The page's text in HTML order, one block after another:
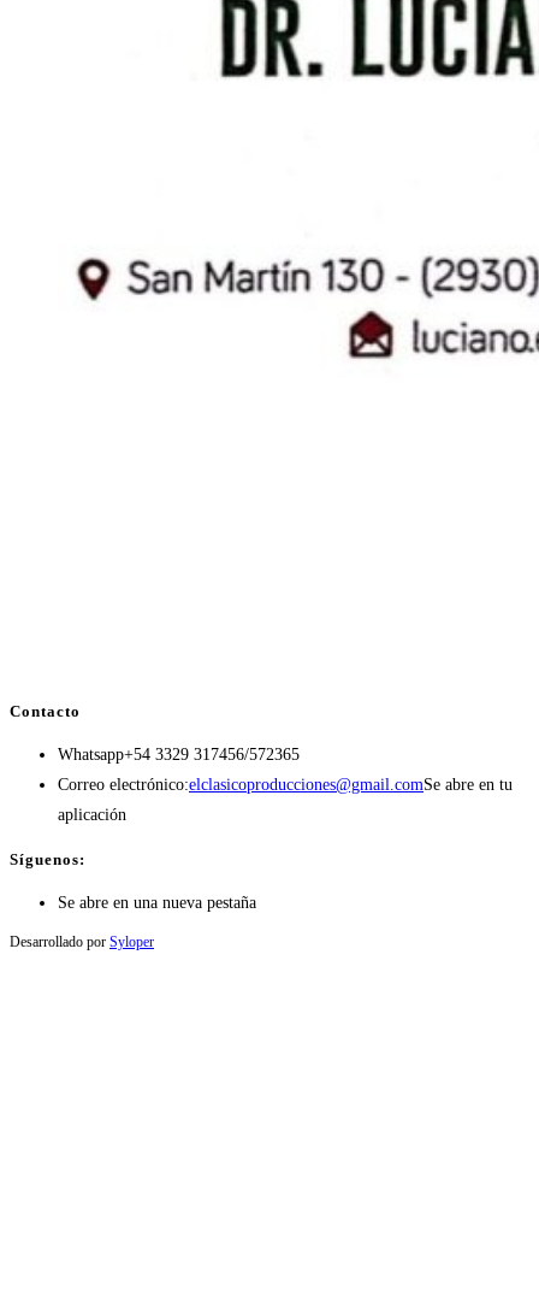
Contacto
Whatsapp+54 3329 317456/572365
Correo electrónico:elclasicoproducciones@gmail.comSe abre en tu
aplicación
Síguenos:
Se abre en una nueva pestaña
Desarrollado por Syloper